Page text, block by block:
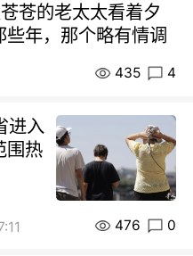
苍的老太太看着夕
年，那个略有情调
435 4
进入
围热
476 0